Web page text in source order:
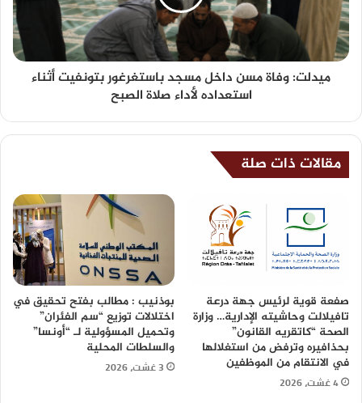
ميدلت: وفاة مسن داخل مسجد باستغرغور بتونفيت أثناء
استعداده لأداء صلاة الصبح
مقالات ذات صلة
صفعة قوية لرئيس جهة درعة
تافيلالت وحاشيته الإدارية… وزارة
الصحة “كاتقريه القانون”
بحذافيره وترفض من استغلالها
في الانتقام من الموظفين
4 غشت، 2026
بوذنيب : مطالب بفتح تحقيق في
اختلالات توزيع “سم الفئران”
وتحميل المسؤولية لـ “أونسا”
والسلطات المحلية
3 غشت، 2026